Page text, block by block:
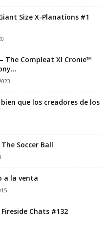
Size X-Planations #1
The Compleat XI Cronie™
que los creadores de los
Soccer Ball
a la venta
Chats #132